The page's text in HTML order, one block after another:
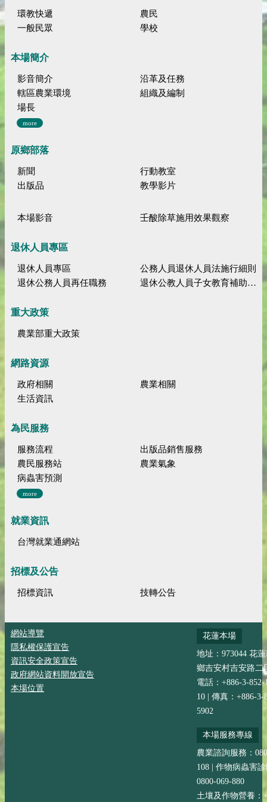
環教快遞
農民
一般民眾
學校
本場簡介
影音簡介
沿革及任務
轄區農業環境
組織及編制
場長
more
原鄉部落
新聞
行動教室
出版品
教學影片
本場影音 壬酸除草施用效果觀察
退休人員專區
退休人員專區
公務人員退休人員法施行細則
退休公務人員再任職務
退休公教人員子女教育補助規定
重大政策
農業部重大政策
網路資源
政府相關
農業相關
生活資訊
為民服務
服務流程
出版品銷售服務
農民服務站
農業氣象
病蟲害預測
more
就業資訊
台灣就業通網站
招標及公告
招標資訊 技轉公告
網站導覽
隱私權保護宣告
資訊安全政策宣告
政府網站資料開放宣告
本場位置
花蓮本場
地址：973044 花
鄉吉安村吉安路二
電話：+886-3-852-
10 | 傳真：+886-3-
5902
本場服務專線
農業諮詢服務：
108 | 作物病蟲害
0800-069-880
土壤及作物營養：